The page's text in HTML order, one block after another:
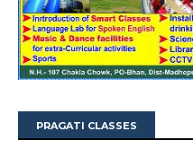
PRAGATI CLASSES